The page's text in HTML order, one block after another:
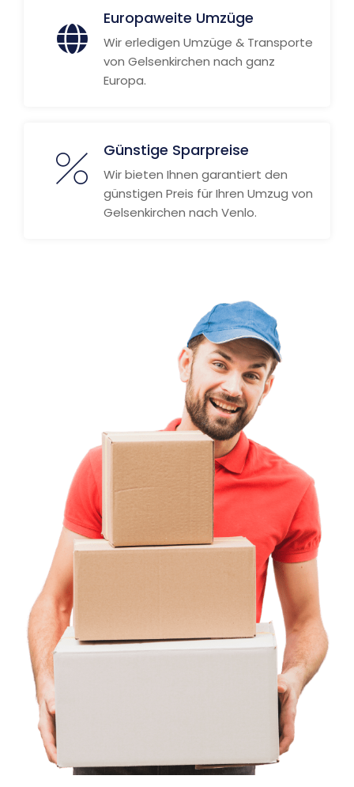
Europaweite Umzüge
Wir erledigen Umzüge & Transporte
von Gelsenkirchen nach ganz
Europa.
Günstige Sparpreise
Wir bieten Ihnen garantiert den
günstigen Preis für Ihren Umzug von
Gelsenkirchen nach Venlo.